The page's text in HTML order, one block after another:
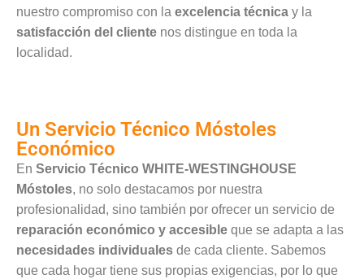
nuestro compromiso con la excelencia técnica y la
satisfacción del cliente nos distingue en toda la
localidad.
Un Servicio Técnico Móstoles
Económico
En Servicio Técnico WHITE-WESTINGHOUSE
Móstoles, no solo destacamos por nuestra
profesionalidad, sino también por ofrecer un servicio de
reparación económico y accesible que se adapta a las
necesidades individuales de cada cliente. Sabemos
que cada hogar tiene sus propias exigencias, por lo que